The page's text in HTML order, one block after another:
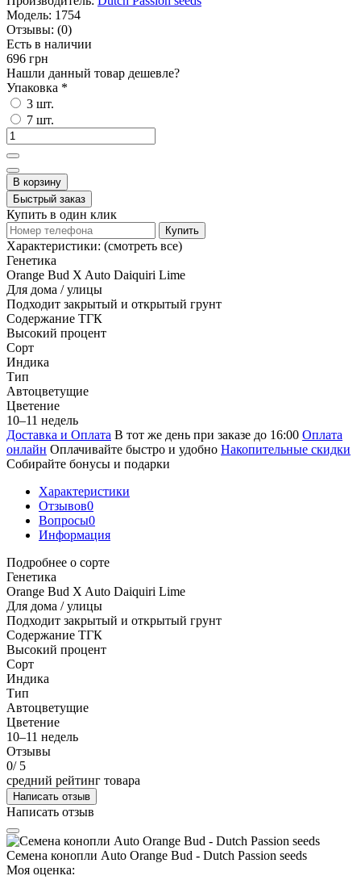
Модель: 1754
Отзывы: (0)
Есть в наличии
696 грн
Нашли данный товар дешевле?
Упаковка *
3 шт.
7 шт.
В корзину
Быстрый заказ
Купить в один клик
Купить
Характеристики: (смотреть все)
Генетика
Orange Bud X Auto Daiquiri Lime
Для дома / улицы
Подходит закрытый и открытый грунт
Содержание ТГК
Высокий процент
Сорт
Индика
Тип
Автоцветущие
Цветение
10–11 недель
Доставка и Оплата В тот же день при заказе до 16:00 Оплата
онлайн Оплачивайте быстро и удобно Накопительные скидки
Собирайте бонусы и подарки
Характеристики
Отзывов0
Вопросы0
Информация
Подробнее о сорте
Генетика
Orange Bud X Auto Daiquiri Lime
Для дома / улицы
Подходит закрытый и открытый грунт
Содержание ТГК
Высокий процент
Сорт
Индика
Тип
Автоцветущие
Цветение
10–11 недель
Отзывы
0/ 5
средний рейтинг товара
Написать отзыв
Написать отзыв
Семена конопли Auto Orange Bud - Dutch Passion seeds
Моя оценка: